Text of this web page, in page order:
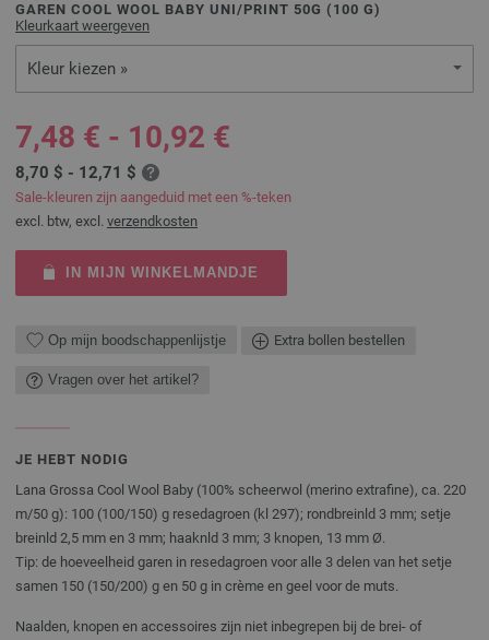
GAREN COOL WOOL BABY UNI/PRINT 50G ( 100 G)
Kleurkaart weergeven
Kleur kiezen »
7,48 € - 10,92 €
8,70 $ - 12,71 $
Sale-kleuren zijn aangeduid met een %-teken
excl. btw, excl. verzendkosten
IN MIJN WINKELMANDJE
Op mijn boodschappenlijstje Extra bollen bestellen
Vragen over het artikel?
JE HEBT NODIG
Lana Grossa Cool Wool Baby (100% scheerwol (merino extrafine), ca. 220
m/50 g): 100 (100/150) g resedagroen (kl 297); rondbreinld 3 mm; setje
breinld 2,5 mm en 3 mm; haaknld 3 mm; 3 knopen, 13 mm Ø.
Tip: de hoeveelheid garen in resedagroen voor alle 3 delen van het setje
samen 150 (150/200) g en 50 g in crème en geel voor de muts.
Naalden, knopen en accessoires zijn niet inbegrepen bij de brei- of